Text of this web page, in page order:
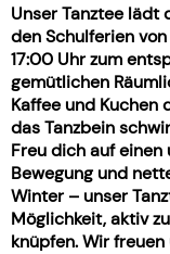
Unser Tanztee
den Schulferien
17:00 Uhr zum
gemütlichen
Kaffee und
das Tanzbein
Freu dich auf
Bewegung und
Winter – unser
Möglichkeit, aktiv
knüpfen. Wir